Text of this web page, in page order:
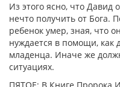
Из этого ясно, что
нечто получить от Бога.
ребенок умер, зная, что
нуждается в помощи, как
младенца. Иначе же
ситуациях.